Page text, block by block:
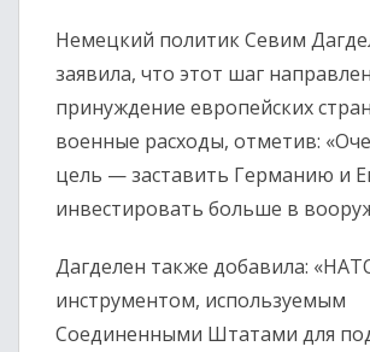
Немецкий политик Севим
заявила, что этот шаг
принуждение европейских
военные расходы, отметив:
цель — заставить Германию и
инвестировать больше в
Дагделен также добавила:
инструментом, используемым
Соединенными Штатами для